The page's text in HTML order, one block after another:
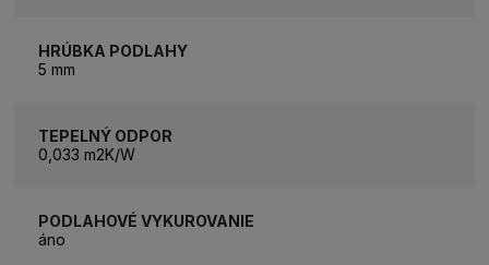
HRÚBKA PODLAHY
5 mm
TEPELNÝ ODPOR
0,033 m2K/W
PODLAHOVÉ VYKUROVANIE
áno